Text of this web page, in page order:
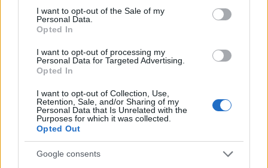
consent section.
I want to opt-out of the Sale of my
Personal Data.
Opted In
I want to opt-out of processing my
Personal Data for Targeted Advertising.
Opted In
I want to opt-out of Collection, Use,
Retention, Sale, and/or Sharing of my
Personal Data that Is Unrelated with the
Purposes for which it was collected.
Opted Out
Google consents
αποτέλεσμα η τιμή του να διαμορφωθεί στα 375,97
πένες ανά θερμική μονάδα. Η μηνιαία ποσοστιαία
άνοδος της τιμής αγγίζει το 118,70% και η ετήσια το
292,49%.
Να σημειωθεί ότι ο Ιούνιος που μας πέρασε έκλεισε
με τη μεγαλύτερη μηνιαία άνοδο της τιμής φυσικού
αερίου στην Ευρώπη από τον περασμένο
Σεπτέμβριο. Το ποσοστό του ξεπέρασε το 50% μετά